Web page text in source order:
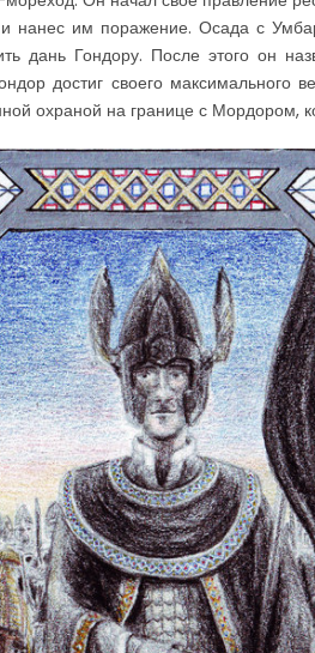
нанес им поражение. Осада с
дань Гондору. После этого он
достиг своего максимального
охраной на границе с Мордором,